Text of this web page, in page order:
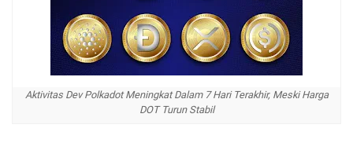
Aktivitas Dev Polkadot Meningkat Dalam 7 Hari Terakhir, Meski Harga
DOT Turun Stabil